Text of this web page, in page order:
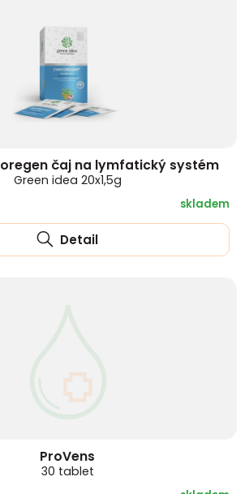
čaj na lymfatický systém
Green idea 20x1,5g
skladem
Detail
ProVens
30 tablet